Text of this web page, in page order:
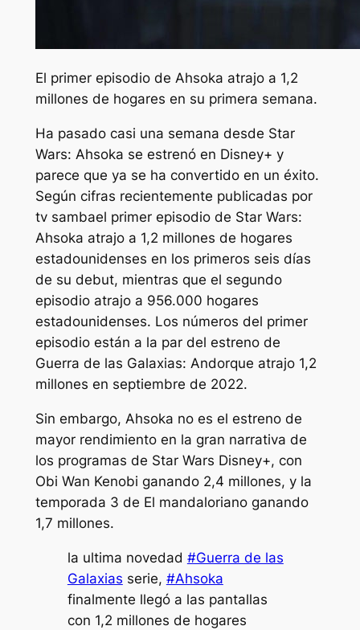
El primer episodio de Ahsoka atrajo a 1,2
millones de hogares en su primera semana.
Ha pasado casi una semana desde Star
Wars: Ahsoka se estrenó en Disney+ y
parece que ya se ha convertido en un éxito.
Según cifras recientemente publicadas por
tv sambael primer episodio de Star Wars:
Ahsoka atrajo a 1,2 millones de hogares
estadounidenses en los primeros seis días
de su debut, mientras que el segundo
episodio atrajo a 956.000 hogares
estadounidenses. Los números del primer
episodio están a la par del estreno de
Guerra de las Galaxias: Andorque atrajo 1,2
millones en septiembre de 2022.
Sin embargo, Ahsoka no es el estreno de
mayor rendimiento en la gran narrativa de
los programas de Star Wars Disney+, con
Obi Wan Kenobi ganando 2,4 millones, y la
temporada 3 de El mandalorianoganando
1,7 millones.
la ultima novedad #Guerra de las
Galaxias serie, #Ahsoka
finalmente llegó a las pantallas
con 1,2 millones de hogares